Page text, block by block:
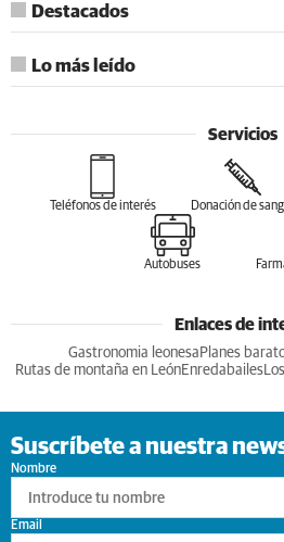
Destacados
Lo más leído
Servicios
Teléfonos de interés Donación de
Autobuses
Enlaces de
Gastronomia leonesa Planes
Rutas de montaña en LeónEnredabailes
Suscríbete a nuestra
Nombre
Email